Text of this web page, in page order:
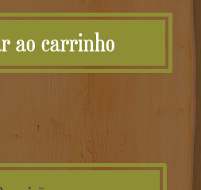
ao carrinho